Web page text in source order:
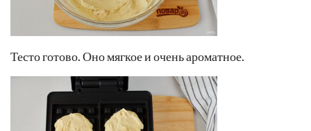
Тесто готово. Оно мягкое и очень ароматное.